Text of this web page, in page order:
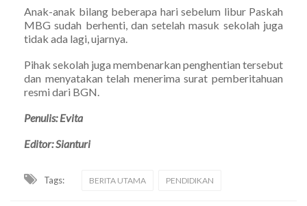
Anak-anak bilang beberapa hari sebelum libur Paskah
MBG sudah berhenti, dan setelah masuk sekolah juga
tidak ada lagi, ujarnya.
Pihak sekolah juga membenarkan penghentian tersebut
dan menyatakan telah menerima surat pemberitahuan
resmi dari BGN.
Penulis: Evita
Editor: Sianturi
Tags: BERITA UTAMA PENDIDIKAN